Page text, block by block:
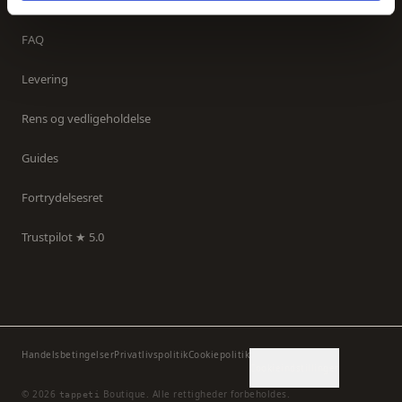
FAQ
Levering
Rens og vedligeholdelse
Guides
Fortrydelsesret
Trustpilot ★ 5.0
HandelsbetingelserPrivatlivspolitikCookiepolitik
© 2026 tappeti Boutique. Alle rettigheder forbeholdes.